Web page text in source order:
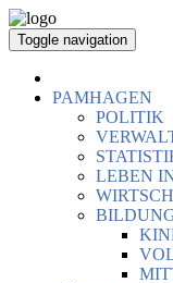
Toggle navigation
PAMHAGEN
POLITIK
LEBEN